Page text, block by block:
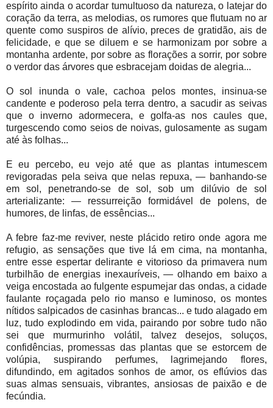
espírito ainda o acordar tumultuoso da natureza, o latejar do
coração da terra, as melodias, os rumores que flutuam no ar
quente como suspiros de alívio, preces de gratidão, ais de
felicidade, e que se diluem e se harmonizam por sobre a
montanha ardente, por sobre as florações a sorrir, por sobre
o verdor das árvores que esbracejam doidas de alegria...
O sol inunda o vale, cachoa pelos montes, insinua-se
candente e poderoso pela terra dentro, a sacudir as seivas
que o inverno adormecera, e golfa-as nos caules que,
turgescendo como seios de noivas, gulosamente as sugam
até às folhas...
E eu percebo, eu vejo até que as plantas intumescem
revigoradas pela seiva que nelas repuxa, — banhando-se
em sol, penetrando-se de sol, sob um dilúvio de sol
arterializante: — ressurreição formidável de polens, de
humores, de linfas, de essências...
A febre faz-me reviver, neste plácido retiro onde agora me
refugio, as sensações que tive lá em cima, na montanha,
entre esse espertar delirante e vitorioso da primavera num
turbilhão de energias inexauríveis, — olhando em baixo a
veiga encostada ao fulgente espumejar das ondas, a cidade
faulante roçagada pelo rio manso e luminoso, os montes
nítidos salpicados de casinhas brancas... e tudo alagado em
luz, tudo explodindo em vida, pairando por sobre tudo não
sei que murmurinho volátil, talvez desejos, soluços,
confidências, promessas das plantas que se estorcem de
volúpia, suspirando perfumes, lagrimejando flores,
difundindo, em agitados sonhos de amor, os eflúvios das
suas almas sensuais, vibrantes, ansiosas de paixão e de
fecúndia.